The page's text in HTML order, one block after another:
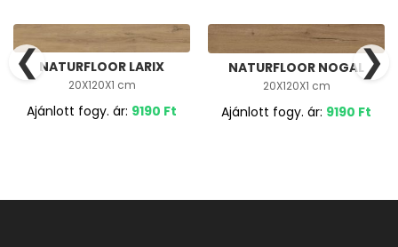
NATURFLOOR LARIX
20X120X1 cm
Ajánlott fogy. ár: 9190 Ft
NATURFLOOR NOGAL
20X120X1 cm
Ajánlott fogy. ár: 9190 Ft
❮ ❯